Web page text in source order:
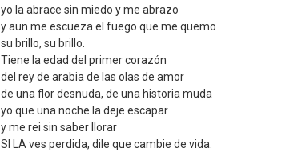
yo la abrace sin miedo y me abrazo
y aun me escueza el fuego que me quemo
su brillo, su brillo.
Tiene la edad del primer corazón
del rey de arabia de las olas de amor
de una flor desnuda, de una historia muda
yo que una noche la deje escapar
y me rei sin saber llorar
SI LA ves perdida, dile que cambie de vida.